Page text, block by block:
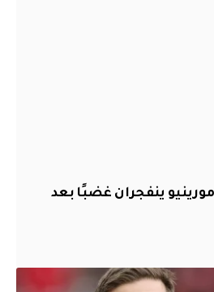
ينفجران غضبًا بعد